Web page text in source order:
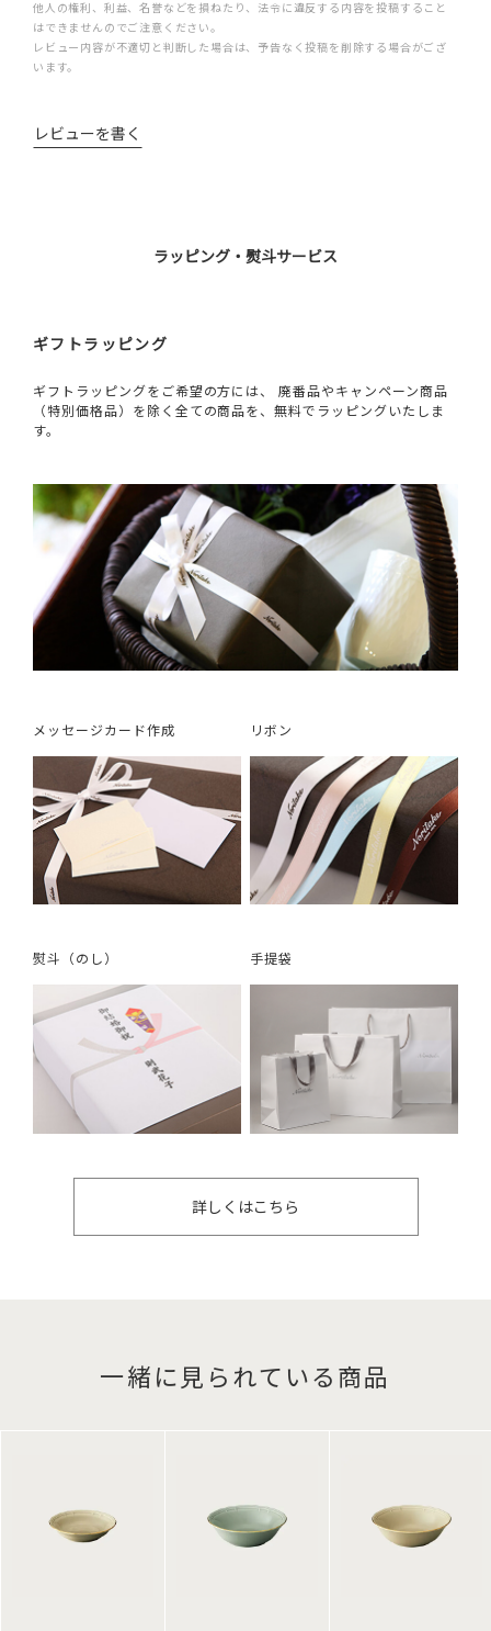
他人の権利、利益、名誉などを損ねたり、法令に違反する内容を投稿すること
はできませんのでご注意ください。
レビュー内容が不適切と判断した場合は、予告なく投稿を削除する場合がござ
います。
レビューを書く
ラッピング・熨斗サービス
ギフトラッピング
ギフトラッピングをご希望の方には、 廃番品やキャンペーン商品
（特別価格品）を除く全ての商品を、無料でラッピングいたしま
す。
メッセージカード作成 リボン
熨斗（のし） 手提袋
詳しくはこちら
一緒に見られている商品